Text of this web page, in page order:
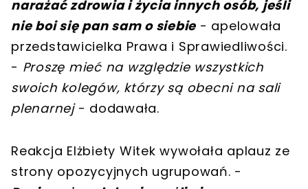
narażać zdrowia i życia innych osób, jeśli
nie boi się pan sam o siebie - apelowała
przedstawicielka Prawa i Sprawiedliwości.
- Proszę mieć na względzie wszystkich
swoich kolegów, którzy są obecni na sali
plenarnej- dodawała.
Reakcja Elżbiety Witek wywołała aplauz ze
strony opozycyjnych ugrupowań. -